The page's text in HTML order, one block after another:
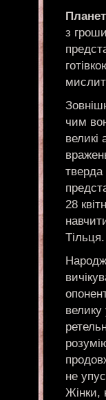
з
чим
великі
тверда
28
Тільця.
не
Жінки,